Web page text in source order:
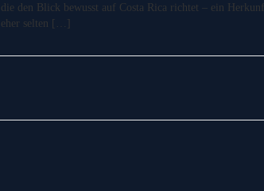
die den Blick bewusst auf Costa Rica richtet – ein
eher selten […]